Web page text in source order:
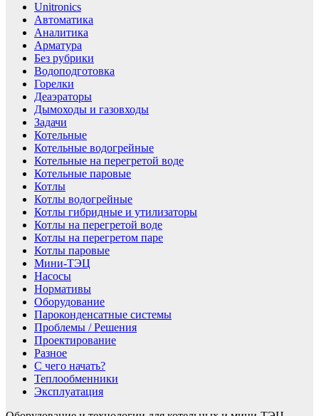
Unitronics
Автоматика
Аналитика
Арматура
Без рубрики
Водоподготовка
Горелки
Деаэраторы
Дымоходы и газовходы
Задачи
Котельные
Котельные водогрейные
Котельные на перегретой воде
Котельные паровые
Котлы
Котлы водогрейные
Котлы гибридные и утилизаторы
Котлы на перегретой воде
Котлы на перегретом паре
Котлы паровые
Мини-ТЭЦ
Насосы
Нормативы
Оборудование
Пароконденсатные системы
Проблемы / Решения
Проектирование
Разное
С чего начать?
Теплообменники
Эксплуатация